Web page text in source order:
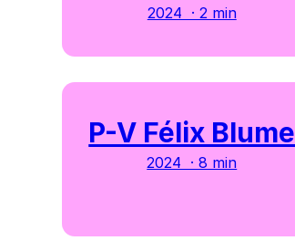
2024 · 2 min
P-V Félix Blume
2024 · 8 min